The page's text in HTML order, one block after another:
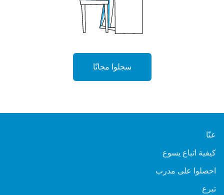
سجلوا مجانًا
عنّا
كيفية اتباع يسوع
احصلوا على مدرب
تبرع